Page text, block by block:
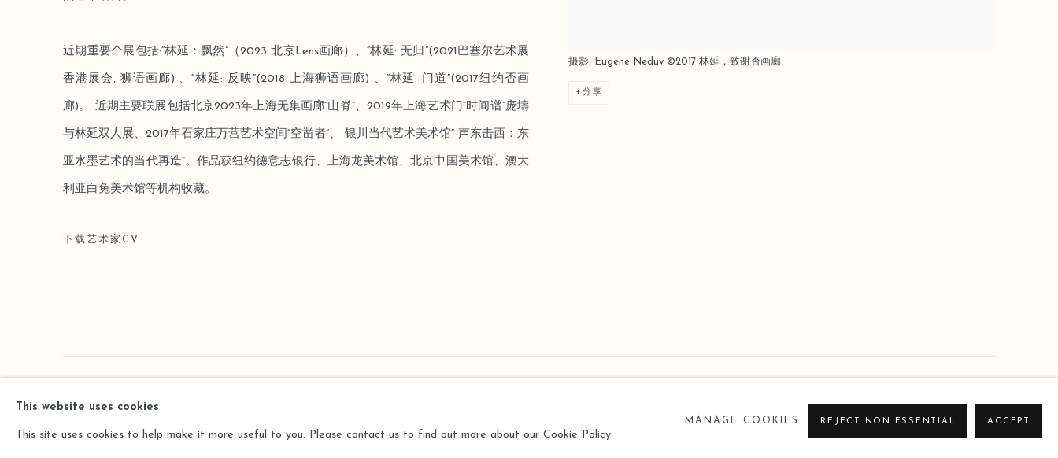
摄影: Eugene Neduv ©2017 林延，致谢否画廊
分享
近期重要个展包括:“林延：飘然”（2023 北京Lens画廊）、“林延: 无归”(2021巴塞尔艺术展
香港展会, 狮语画廊) 、“林延: 反映”(2018 上海狮语画廊) 、“林延: 门道”(2017纽约否画
廊)。 近期主要联展包括北京2023年上海⽆集画廊“⼭脊”、2019年上海艺术门“时间谱”庞壔
与林延双人展、2017年石家庄万营艺术空间“空凿者”、 银川当代艺术美术馆“ 声东击西：东
亚水墨艺术的当代再造”。作品获纽约德意志银行、上海龙美术馆、北京中国美术馆、澳大
利亚白兔美术馆等机构收藏。
下载艺术家CV
This website uses cookies
This site uses cookies to help make it more useful to you. Please contact us to find out more about our Cookie Policy.
MANAGE COOKIES REJECT NON ESSENTIAL ACCEPT